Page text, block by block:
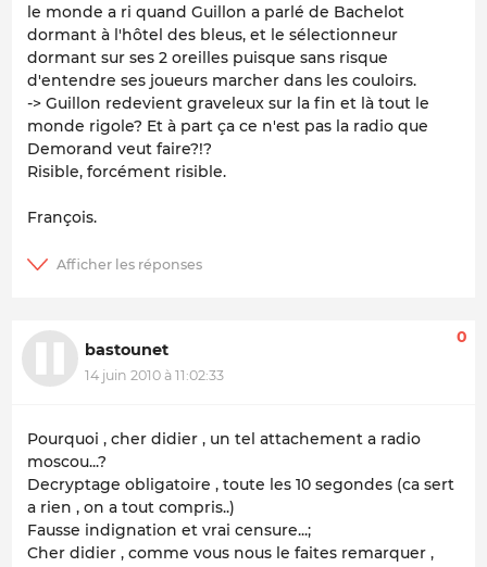
le monde a ri quand Guillon a parlé de Bachelot
dormant à l'hôtel des bleus, et le sélectionneur
dormant sur ses 2 oreilles puisque sans risque
d'entendre ses joueurs marcher dans les couloirs.
-> Guillon redevient graveleux sur la fin et là tout le
monde rigole? Et à part ça ce n'est pas la radio que
Demorand veut faire?!?
Risible, forcément risible.
François.
bastounet
14 juin 2010 à 11:02:33
0
Pourquoi , cher didier , un tel attachement a radio
moscou...?
Decryptage obligatoire , toute les 10 segondes (ca sert
a rien , on a tout compris..)
Fausse indignation et vrai censure...;
Cher didier , comme vous nous le faites remarquer ,